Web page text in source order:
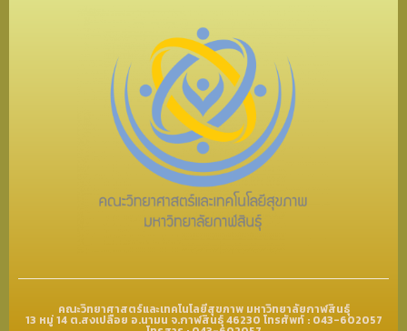
คณะวิทยาศาสตร์และเทคโนโลยีสุขภาพ มหาวิทยาลัยกาฬสินธุ์
13 หมู่ 14 ต.สงเปลือย อ.นามน จ.กาฬสินธุ์ 46230 โทรศัพท์ : 043-602057